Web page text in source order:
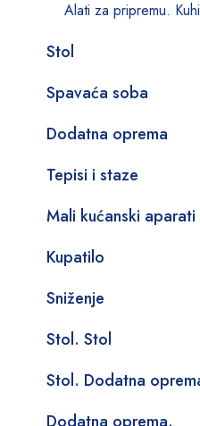
Alati za pripremu.
Stol
Spavaća soba
Dodatna oprema
Tepisi i staze
Mali kućanski aparati
Kupatilo
Sniženje
Stol. Stol
Stol. Dodatna